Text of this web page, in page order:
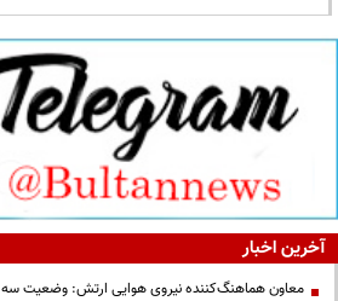
آخرین اخبار
معاون هماهنگ‌کننده نیروی هوایی ارتش: وضعیت سه